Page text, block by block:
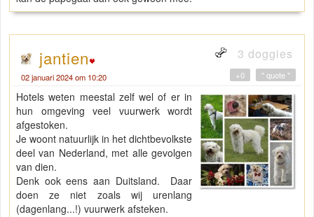
jantien 3 doggies
02 januari 2024 om 10:20 " quote "
+0
Hotels weten meestal zelf wel of er in
hun omgeving veel vuurwerk wordt
afgestoken.
Je woont natuurlijk in het dichtbevolkste
deel van Nederland, met alle gevolgen
van dien.
Denk ook eens aan Duitsland. Daar
doen ze niet zoals wij urenlang
(dagenlang...!) vuurwerk afsteken.